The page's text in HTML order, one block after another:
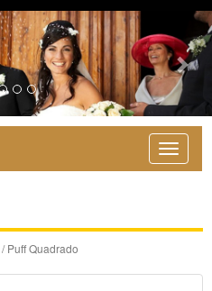
/ Puff Quadrado